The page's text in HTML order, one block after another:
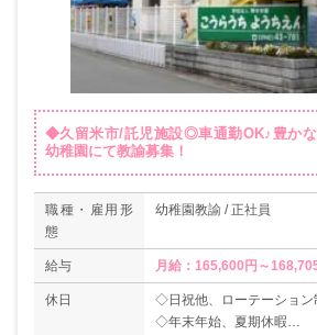
◆久留米市/託児施設◎車通勤OK♪豊か
幼稚園にて教諭募集！
職種・雇用形
態
幼稚園教諭 / 正社員
給与 月給：165,600円～
休日
◇日祝他、ローテーション
◇年末年始、夏期休暇